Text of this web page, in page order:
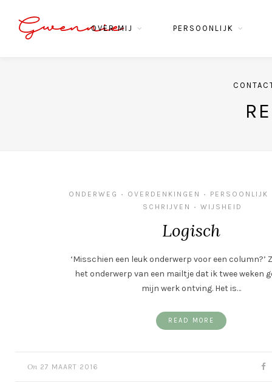
Gwennie
OVER MIJ PERSOONLIJK
ONDERWEG • OVERDENKINGEN • PERSOONLIJK
SCHRIJVEN • WIJSHEID
Logisch
‘Misschien een leuk onderwerp voor een column?’
het onderwerp van een mailtje dat ik twee weken
mijn werk ontving. Het is…
READ MORE
On 27 MAART 2016